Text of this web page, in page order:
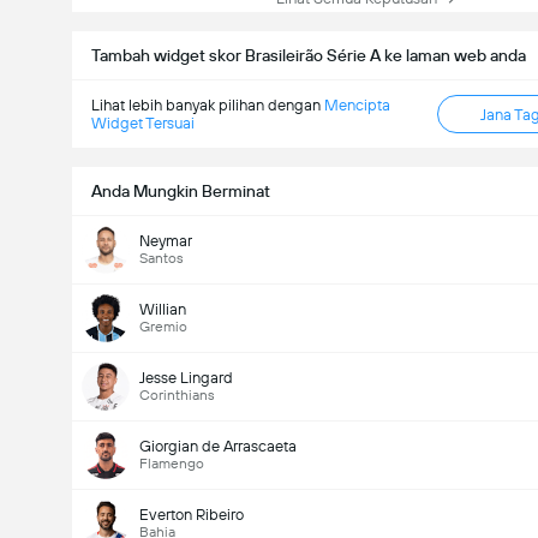
Tambah widget skor Brasileirão Série A ke laman web anda
Lihat lebih banyak pilihan dengan Mencipta
Widget Tersuai
Jana
Anda Mungkin Berminat
Neymar
Santos
Willian
Gremio
Jesse Lingard
Corinthians
Giorgian de Arrascaeta
Flamengo
Everton Ribeiro
Bahia